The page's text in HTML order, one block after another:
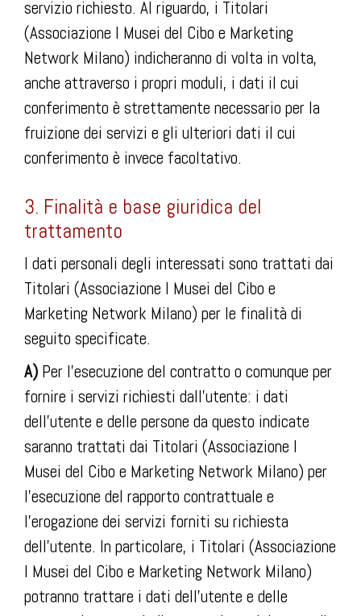
servizio richiesto. Al riguardo, i Titolari
(Associazione I Musei del Cibo e Marketing
Network Milano) indicheranno di volta in volta,
anche attraverso i propri moduli, i dati il cui
conferimento è strettamente necessario per la
fruizione dei servizi e gli ulteriori dati il cui
conferimento è invece facoltativo.
3. Finalità e base giuridica del
trattamento
I dati personali degli interessati sono trattati dai
Titolari (Associazione I Musei del Cibo e
Marketing Network Milano) per le finalità di
seguito specificate.
A) Per l’esecuzione del contratto o comunque per
fornire i servizi richiesti dall’utente: i dati
dell’utente e delle persone da questo indicate
saranno trattati dai Titolari (Associazione I
Musei del Cibo e Marketing Network Milano) per
l’esecuzione del rapporto contrattuale e
l’erogazione dei servizi forniti su richiesta
dell’utente. In particolare, i Titolari (Associazione
I Musei del Cibo e Marketing Network Milano)
potranno trattare i dati dell’utente e delle